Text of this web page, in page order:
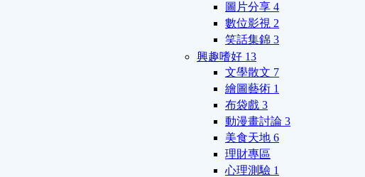
圖片分享 4
數位影視 2
笑話集錦 3
興趣嗜好 13
文學散文 7
繪圖藝術 1
布袋戲 3
動漫畫討論 3
美食天地 6
理財專區
心理測驗 1